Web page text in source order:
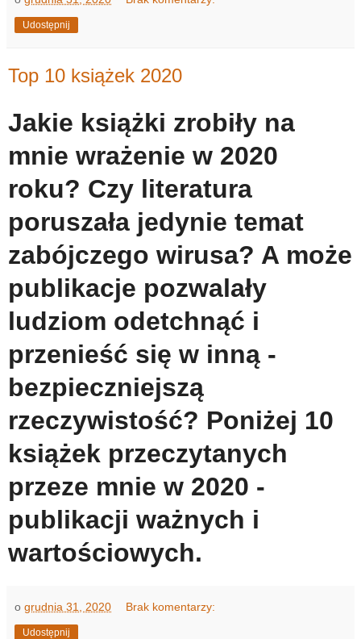
Udostępnij
Top 10 książek 2020
Jakie książki zrobiły na
mnie wrażenie w 2020
roku? Czy literatura
poruszała jedynie temat
zabójczego wirusa? A może
publikacje pozwalały
ludziom odetchnąć i
przenieść się w inną -
bezpieczniejszą
rzeczywistość? Poniżej 10
książek przeczytanych
przeze mnie w 2020 -
publikacji ważnych i
wartościowych.
o grudnia 31, 2020 Brak komentarzy:
Udostępnij